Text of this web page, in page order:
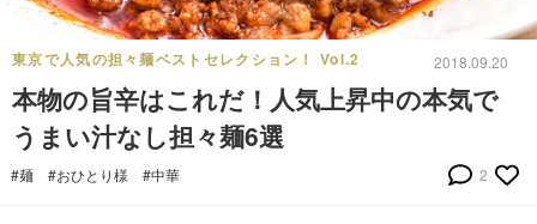
東京で人気の担々麺ベストセレクション！ Vol.2 2018.09.20
本物の旨辛はこれだ！人気上昇中の本気で
うまい汁なし担々麺6選
#麺 #おひとり様 #中華 2